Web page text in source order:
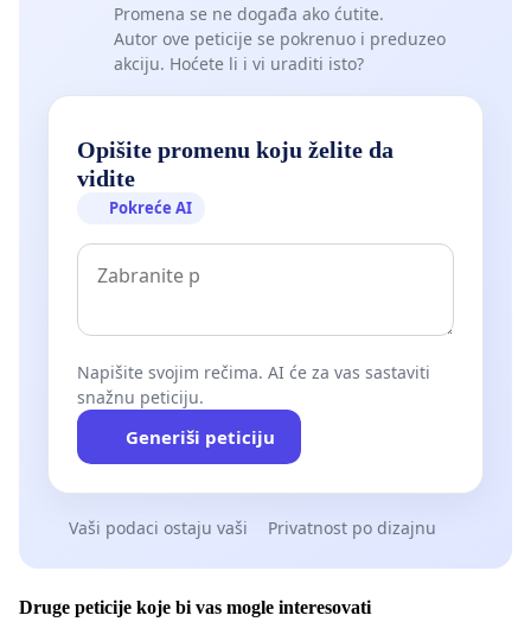
Promena se ne događa ako ćutite.
Autor ove peticije se pokrenuo i preduzeo
akciju. Hoćete li i vi uraditi isto?
Opišite promenu koju želite da
vidite
Pokreće AI
Napišite svojim rečima. AI će za vas sastaviti
snažnu peticiju.
Generiši peticiju
Vaši podaci ostaju vaši Privatnost po dizajnu
Druge peticije koje bi vas mogle interesovati